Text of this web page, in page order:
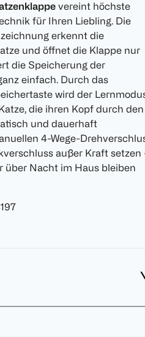
vereint höchste
für Ihren Liebling. Die
erkennt die
und öffnet die Klappe nur
die Speicherung der
einfach. Durch das
wird der
die ihren Kopf durch den
und dauerhaft
4-Wege-
außer Kraft setzen
über Nacht im Haus bleiben